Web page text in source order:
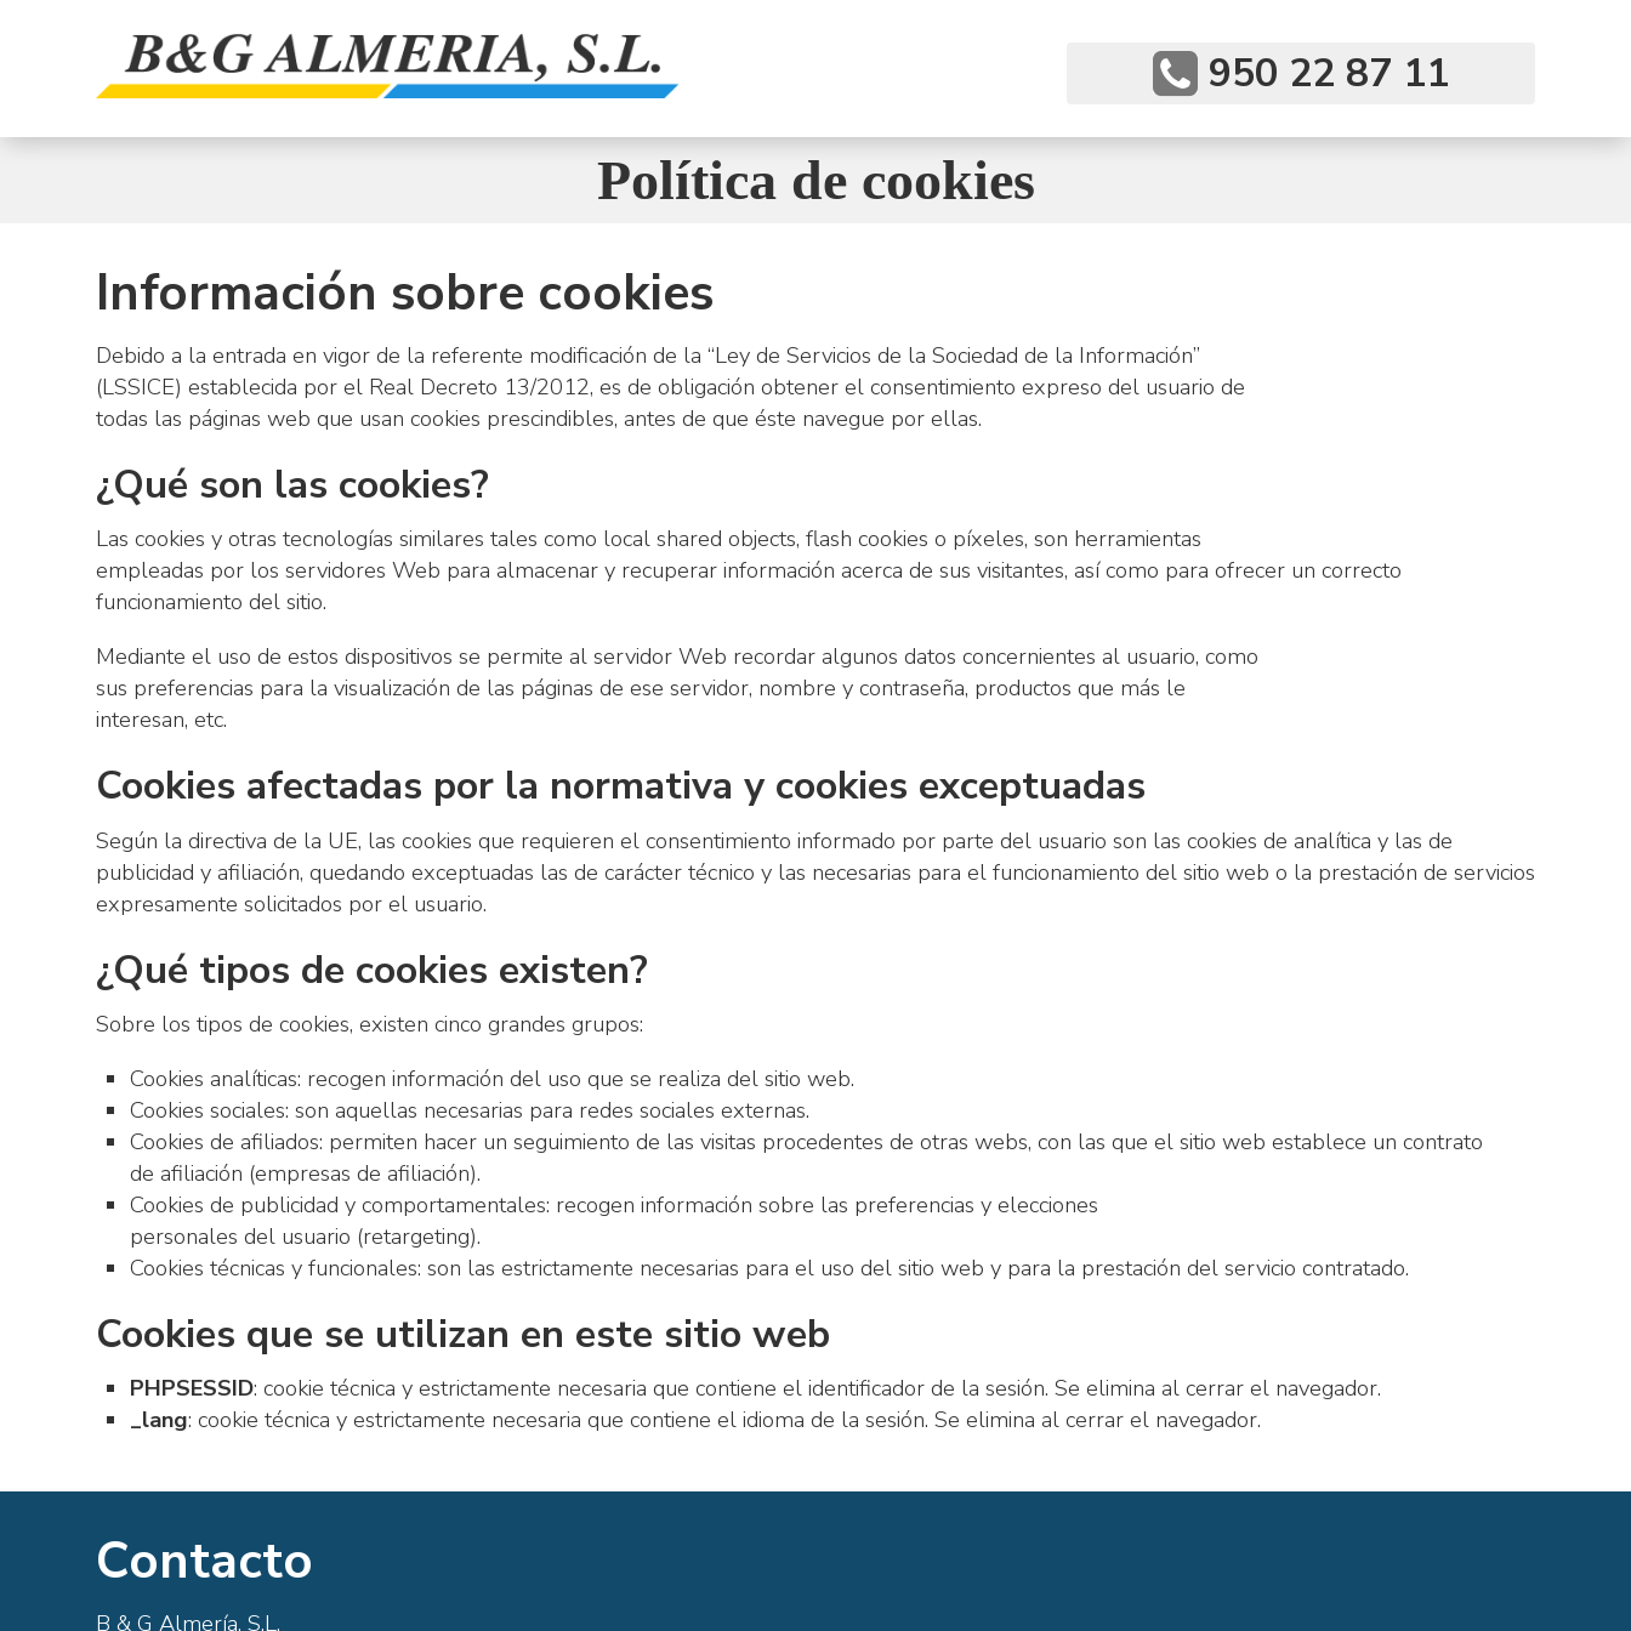
&
Teléfono
950 22 87 11
Política de cookies
Información sobre cookies
Debido a la entrada en vigor de la referente modificación de la “Ley de Servicios de la Sociedad de la Información”
(LSSICE) establecida por el Real Decreto 13/2012, es de obligación obtener el consentimiento expreso del usuario de
todas las páginas web que usan cookies prescindibles, antes de que éste navegue por ellas.
¿Qué son las cookies?
Las cookies y otras tecnologías similares tales como local shared objects, flash cookies o píxeles, son herramientas
empleadas por los servidores Web para almacenar y recuperar información acerca de sus visitantes, así como para ofrecer un correcto
funcionamiento del sitio.
Mediante el uso de estos dispositivos se permite al servidor Web recordar algunos datos concernientes al usuario, como
sus preferencias para la visualización de las páginas de ese servidor, nombre y contraseña, productos que más le
interesan, etc.
Cookies afectadas por la normativa y cookies exceptuadas
Según la directiva de la UE, las cookies que requieren el consentimiento informado por parte del usuario son las cookies de analítica y las de
publicidad y afiliación, quedando exceptuadas las de carácter técnico y las necesarias para el funcionamiento del sitio web o la prestación de servicios
expresamente solicitados por el usuario.
¿Qué tipos de cookies existen?
Sobre los tipos de cookies, existen cinco grandes grupos:
Cookies analíticas: recogen información del uso que se realiza del sitio web.
Cookies sociales: son aquellas necesarias para redes sociales externas.
Cookies de afiliados: permiten hacer un seguimiento de las visitas procedentes de otras webs, con las que el sitio web establece un contrato
de afiliación (empresas de afiliación).
Cookies de publicidad y comportamentales: recogen información sobre las preferencias y elecciones
personales del usuario (retargeting).
Cookies técnicas y funcionales: son las estrictamente necesarias para el uso del sitio web y para la prestación del servicio contratado.
Cookies que se utilizan en este sitio web
PHPSESSID: cookie técnica y estrictamente necesaria que contiene el identificador de la sesión. Se elimina al cerrar el navegador.
_lang: cookie técnica y estrictamente necesaria que contiene el idioma de la sesión. Se elimina al cerrar el navegador.
Contacto
B & G Almería, S.L.